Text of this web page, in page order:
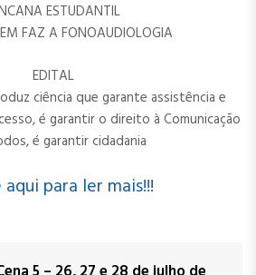
ESTUDANTIL
FAZ A FONOAUDIOLOGIA
EDITAL
ciência que garante assistência e
é garantir o direito à Comunicação
é garantir cidadania
para ler mais!!!